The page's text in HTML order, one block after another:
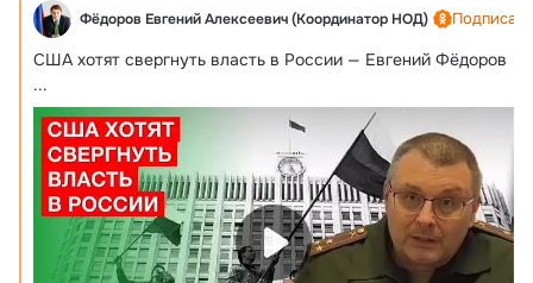
Фёдоров Евгений Алексеевич (Координатор НОД)
США хотят свергнуть власть в России — Евгений Фёдоров
...